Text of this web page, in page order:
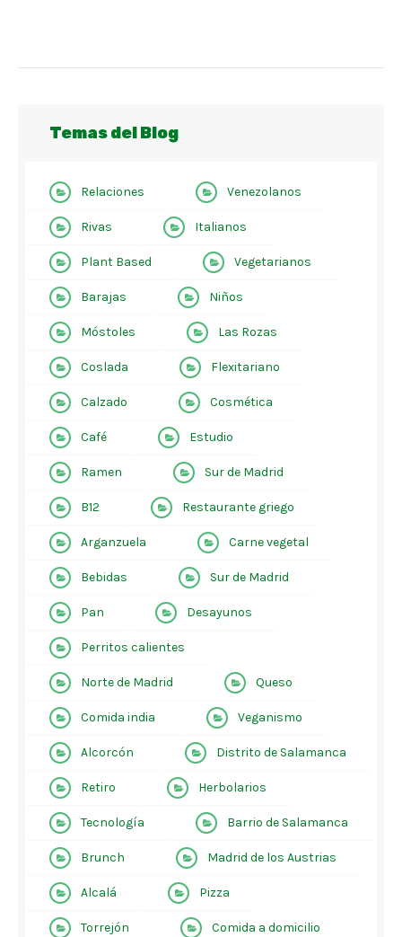
Temas del Blog
Relaciones Venezolanos
Rivas Italianos
Plant Based Vegetarianos
Barajas Niños
Móstoles Las Rozas
Coslada Flexitariano
Calzado Cosmética
Café Estudio
Ramen Sur de Madrid
B12 Restaurante griego
Arganzuela Carne vegetal
Bebidas Sur de Madrid
Pan Desayunos
Perritos calientes
Norte de Madrid Queso
Comida india Veganismo
Alcorcón Distrito de Salamanca
Retiro Herbolarios
Tecnología Barrio de Salamanca
Brunch Madrid de los Austrias
Alcalá Pizza
Torrejón Comida a domicilio